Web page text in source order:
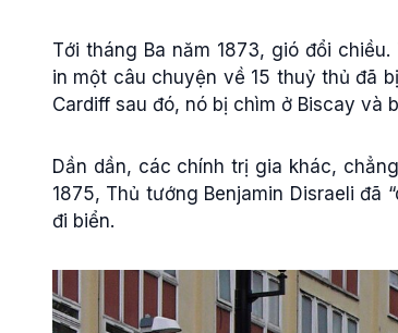
Tới tháng Ba năm 1873, gió đổi chiều.
in một câu chuyện về 15 thuỷ thủ đã
Cardiff sau đó, nó bị chìm ở Biscay và
Dần dần, các chính trị gia khác,
1875, Thủ tướng Benjamin Disraeli đã
đi biển.